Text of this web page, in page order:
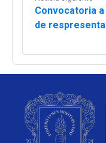
Convocatoria
de